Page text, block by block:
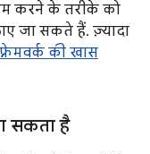
करने के तरीके को
जा सकते हैं. ज़्यादा
की खास
सकता है